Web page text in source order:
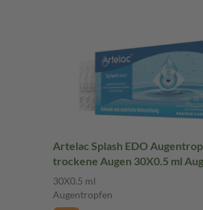
Artelac Splash EDO
trockene Augen 30X0.5 ml
30X0.5 ml
Augentropfen